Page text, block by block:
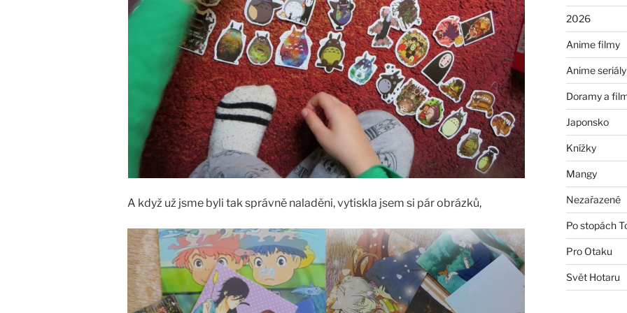
A když už jsme byli tak správně naladěni, vytiskla jsem si pár obrázků,
2026
Anime filmy
Anime seriály
Doramy a
Japonsko
Knížky
Mangy
Nezařazené
Po stopách
Pro Otaku
Svět Hotaru